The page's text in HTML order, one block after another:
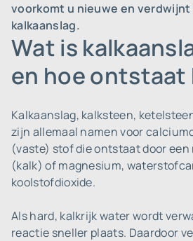
voorkomt u nieuwe en
kalkaanslag.
Wat is
en hoe ontstaat
Kalkaanslag, kalksteen,
zijn allemaal namen voor
(vaste) stof die ontstaat door
(kalk) of magnesium,
koolstofdioxide.
Als hard, kalkrijk water wordt
reactie sneller plaats. Daardoor